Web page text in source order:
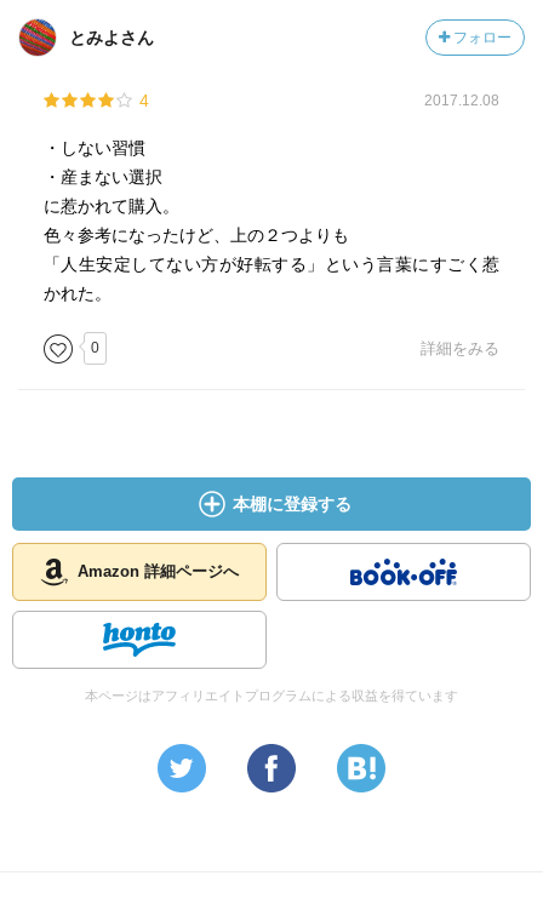
とみよさん フォロー
4 2017.12.08
・しない習慣
・産まない選択
に惹かれて購入。
色々参考になったけど、上の２つよりも
「人生安定してない方が好転する」という言葉にすごく惹
かれた。
0 詳細をみる
本棚に登録する
Amazon 詳細ページへ
本ページはアフィリエイトプログラムによる収益を得ています